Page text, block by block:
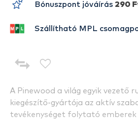
A Pinewood a világ egyik vezető
kiegészítő-gyártója az aktív
tevékenységet folytató emberek
Bónuszpont jóváírás 290
Szállítható MPL